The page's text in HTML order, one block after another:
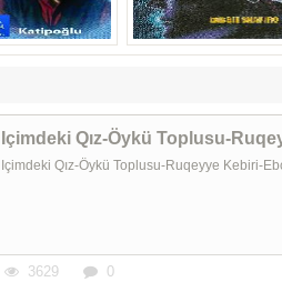
Içimdeki Qız-Öykü Toplusu-Ruqeyye Kebiri-
3629 0